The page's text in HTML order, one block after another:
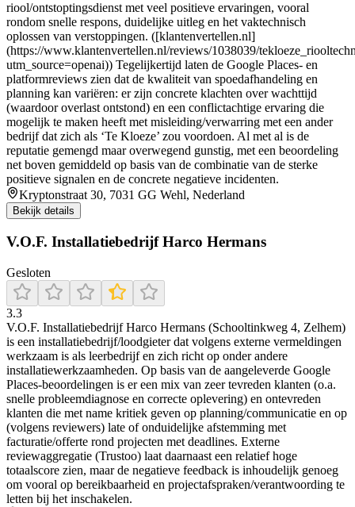
riool/ontstoptingsdienst met veel positieve ervaringen, vooral
rondom snelle respons, duidelijke uitleg en het vaktechnisch
oplossen van verstoppingen. ([klantenvertellen.nl]
(https://www.klantenvertellen.nl/reviews/1038039/
utm_source=openai)) Tegelijkertijd laten de Google Places- en
platformreviews zien dat de kwaliteit van spoedafhandeling en
planning kan variëren: er zijn concrete klachten over wachttijd
(waardoor overlast ontstond) en een conflictachtige ervaring die
mogelijk te maken heeft met misleiding/verwarring met een ander
bedrijf dat zich als ‘Te Kloeze’ zou voordoen. Al met al is de
reputatie gemengd maar overwegend gunstig, met een beoordeling
net boven gemiddeld op basis van de combinatie van de sterke
positieve signalen en de concrete negatieve incidenten.
Kryptonstraat 30, 7031 GG Wehl, Nederland
Bekijk details
V.O.F. Installatiebedrijf Harco Hermans
Gesloten
3.3
V.O.F. Installatiebedrijf Harco Hermans (Schooltinkweg 4, Zelhem)
is een installatiebedrijf/loodgieter dat volgens externe vermeldingen
werkzaam is als leerbedrijf en zich richt op onder andere
installatiewerkzaamheden. Op basis van de aangeleverde Google
Places-beoordelingen is er een mix van zeer tevreden klanten (o.a.
snelle probleemdiagnose en correcte oplevering) en ontevreden
klanten die met name kritiek geven op planning/communicatie en op
(volgens reviewers) late of onduidelijke afstemming met
facturatie/offerte rond projecten met deadlines. Externe
reviewaggregatie (Trustoo) laat daarnaast een relatief hoge
totaalscore zien, maar de negatieve feedback is inhoudelijk genoeg
om vooral op bereikbaarheid en projectafspraken/verantwoording te
letten bij het inschakelen.